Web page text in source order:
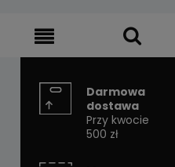
Darmowa
dostawa
Przy kwocie
500 zł